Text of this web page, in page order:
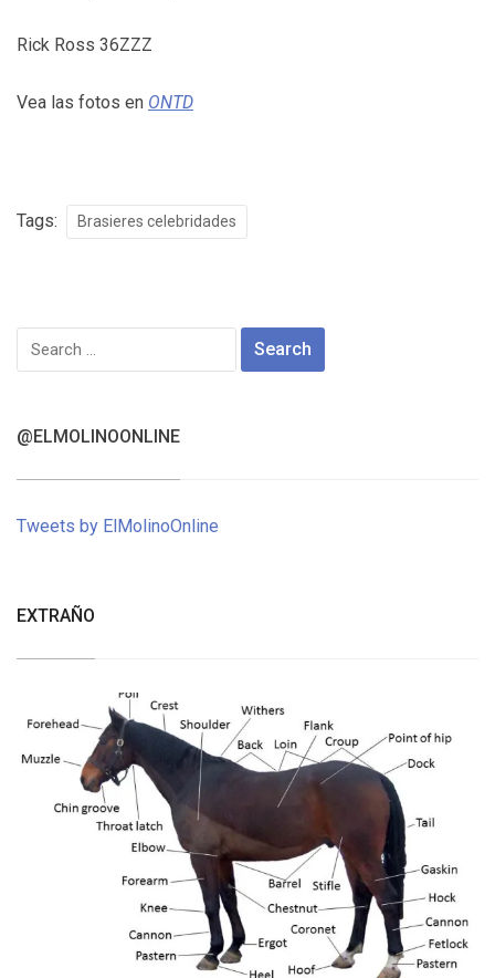
Rick Ross 36ZZZ
Vea las fotos en ONTD
Tags: Brasieres celebridades
Search
for:
@ELMOLINOONLINE
Tweets by ElMolinoOnline
EXTRAÑO